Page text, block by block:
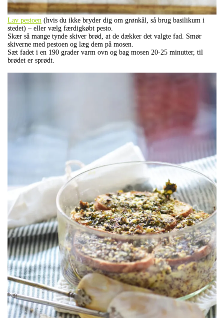
Lav pestoen (hvis du ikke bryder dig om grønkål, så brug basilikum i
stedet) – eller vælg færdigkøbt pesto.
Skær så mange tynde skiver brød, at de dækker det valgte fad. Smør
skiverne med pestoen og læg dem på mosen.
Sæt fadet i en 190 grader varm ovn og bag mosen 20-25 minutter, til
brødet er sprødt.